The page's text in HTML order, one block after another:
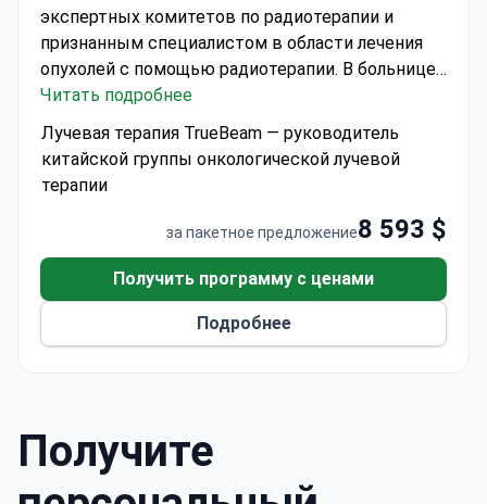
экспертных комитетов по радиотерапии и
признанным специалистом в области лечения
опухолей с помощью радиотерапии. В больнице
Цзиньшачжоу при Гуанчжоуском университете
китайской медицины используется система
TrueBeam для проведения высокоточных
процедур радиотерапии.
В цену входит:
или текстовая консультация, госпитализация,
трансфер в клинику. Информация о
больничной палате в стоимость не входит.
Оборудование:современная система
радиотерапии TrueBeam.
Читать подробнее
Лучевая терапия TrueBeam — руководитель
китайской группы онкологической лучевой
терапии
за пакетное предложение8 593 $
Получить программу с ценами
Подробнее
Получите